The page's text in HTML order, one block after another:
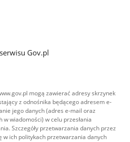
Gov.pl
mogą zawierać adresy skrzynek
z odnośnika będącego adresem e-
jego danych (adres e-mail oraz
wiadomości) w celu przesłania
Szczegóły przetwarzania danych przez
w ich politykach przetwarzania danych